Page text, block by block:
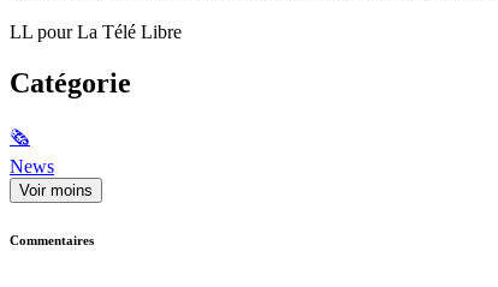
LL pour La Télé Libre
Catégorie
🗞
News
Voir moins
Commentaires